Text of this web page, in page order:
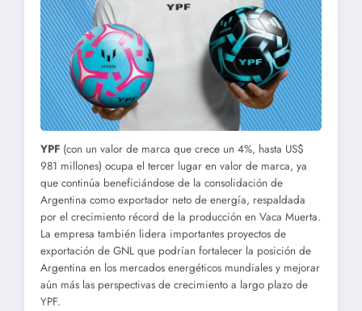
YPF (con un valor de marca que crece un 4%, hasta US$
981 millones) ocupa el tercer lugar en valor de marca, ya
que continúa beneficiándose de la consolidación de
Argentina como exportador neto de energía, respaldada
por el crecimiento récord de la producción en Vaca Muerta.
La empresa también lidera importantes proyectos de
exportación de GNL que podrían fortalecer la posición de
Argentina en los mercados energéticos mundiales y mejorar
aún más las perspectivas de crecimiento a largo plazo de
YPF.